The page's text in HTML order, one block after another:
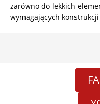
zarówno do lekkich
wymagających